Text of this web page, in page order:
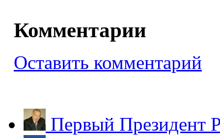
Комментарии
Оставить комментарий
Первый Президент